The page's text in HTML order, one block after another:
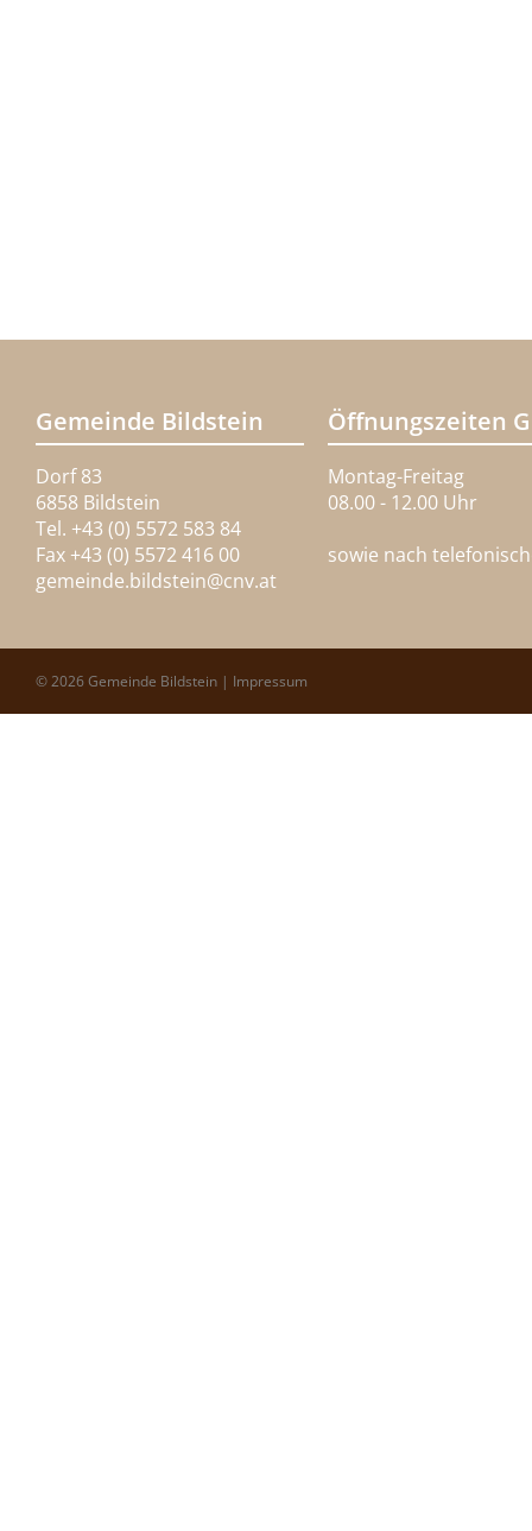
Gemeinde Bildstein
Dorf 83
6858 Bildstein
Tel. +43 (0) 5572 583 84
Fax +43 (0) 5572 416 00
gemeinde.bildstein@cnv.at
Öffnungszeiten
Montag-Freitag
08.00 - 12.00 Uhr
sowie nach
© 2026 Gemeinde Bildstein | Impressum